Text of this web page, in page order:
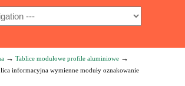
→ Tablice modułowe profile aluminiowe →
informacyjna wymienne moduły oznakowanie